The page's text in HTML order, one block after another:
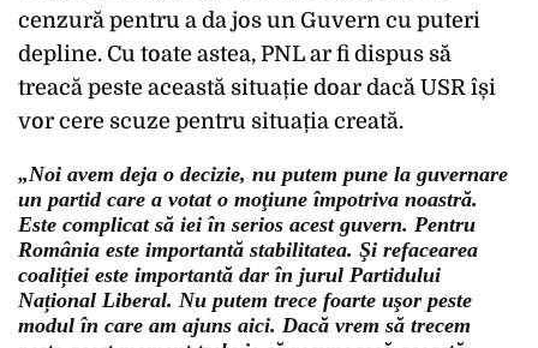
cenzură pentru a da jos un Guvern cu puteri
depline. Cu toate astea, PNL ar fi dispus să
treacă peste această situație doar dacă USR își
vor cere scuze pentru situația creată.
„Noi avem deja o decizie, nu putem pune la guvernare
un partid care a votat o moţiune împotriva noastră.
Este complicat să iei în serios acest guvern. Pentru
România este importantă stabilitatea. Şi refacearea
coaliției este importantă dar în jurul Partidului
Național Liberal. Nu putem trece foarte uşor peste
modul în care am ajuns aici. Dacă vrem să trecem